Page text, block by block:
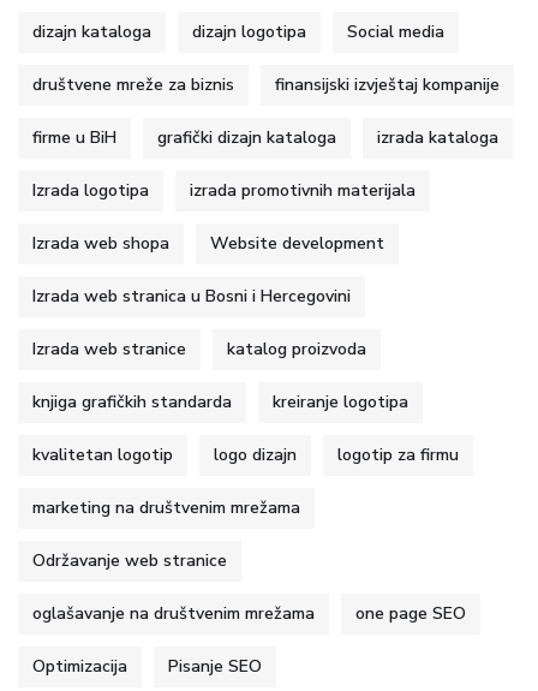
dizajn kataloga dizajn logotipa Social media
društvene mreže za biznis finansijski izvještaj kompanije
firme u BiH grafički dizajn kataloga izrada kataloga
Izrada logotipa izrada promotivnih materijala
Izrada web shopa Website development
Izrada web stranica u Bosni i Hercegovini
Izrada web stranice katalog proizvoda
knjiga grafičkih standarda kreiranje logotipa
kvalitetan logotip logo dizajn logotip za firmu
marketing na društvenim mrežama
Održavanje web stranice
oglašavanje na društvenim mrežama one page SEO
Optimizacija Pisanje SEO